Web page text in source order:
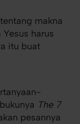
makna
harus
itu buat
The 7
pesannya